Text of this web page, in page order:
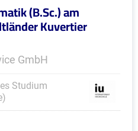
(B.Sc.) am
Kuvertier
GmbH
Studium